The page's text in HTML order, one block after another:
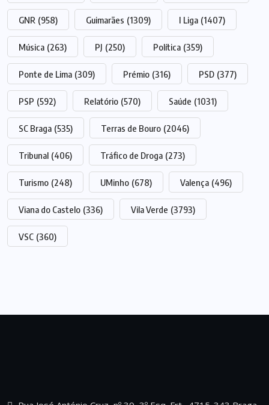
GNR (958) Guimarães (1309) I Liga (1407)
Música (263) PJ (250) Política (359)
Ponte de Lima (309) Prémio (316) PSD (377)
PSP (592) Relatório (570) Saúde (1031)
SC Braga (535) Terras de Bouro (2046)
Tribunal (406) Tráfico de Droga (273)
Turismo (248) UMinho (678) Valença (496)
Viana do Castelo (336) Vila Verde (3793)
VSC (360)